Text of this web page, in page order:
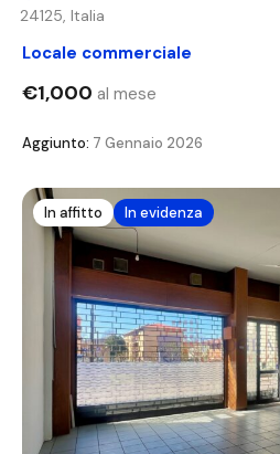
24125, Italia
Locale commerciale
€1,000 al mese
Aggiunto: 7 Gennaio 2026
In affitto In evidenza